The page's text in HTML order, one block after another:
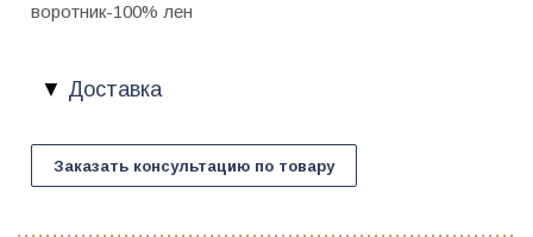
воротник-100% лен
Доставка
Заказать консультацию по товару